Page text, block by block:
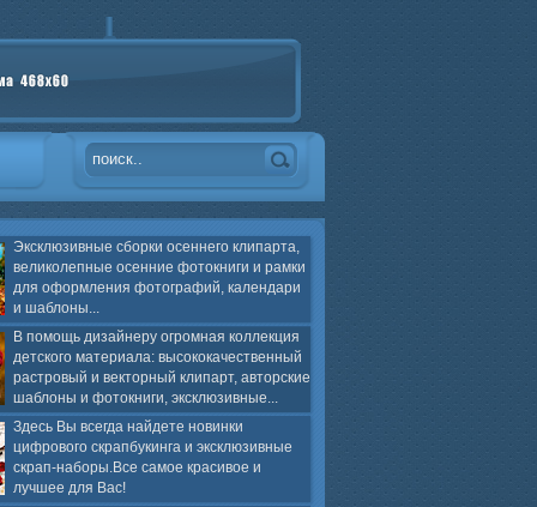
Эксклюзивные сборки осеннего клипарта,
великолепные осенние фотокниги и рамки
для оформления фотографий, календари
и шаблоны...
В помощь дизайнеру огромная коллекция
детского материала: высококачественный
растровый и векторный клипарт, авторские
шаблоны и фотокниги, эксклюзивные...
Здесь Вы всегда найдете новинки
цифрового скрапбукинга и эксклюзивные
скрап-наборы.Все самое красивое и
лучшее для Вас!